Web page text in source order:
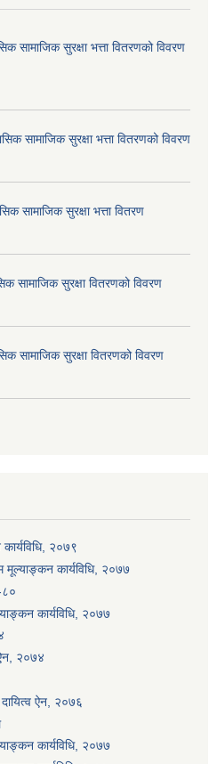
सुरक्षा भत्ता वितरणको विवरण
सामाजिक सुरक्षा भत्ता वितरणको विवरण
सामाजिक सुरक्षा भत्ता वितरण
सामाजिक सुरक्षा वितरणको विवरण
सामाजिक सुरक्षा वितरणको विवरण
२०७९
मूल्याङ्कन कार्यविधि, २०७७
८०
कार्यविधि, २०७७
२०७४
दायित्व ऐन, २०७६
कार्यविधि, २०७७